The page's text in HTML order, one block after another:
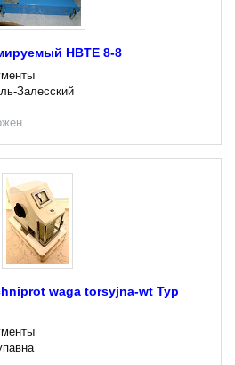
HBTE 8-8
Залесский
waga torsyjna-wt Typ